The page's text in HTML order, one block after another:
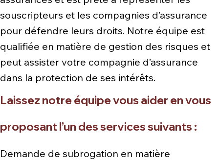
souscripteurs et les compagnies d’assurance
pour défendre leurs droits. Notre équipe est
qualifiée en matière de gestion des risques et
peut assister votre compagnie d’assurance
dans la protection de ses intérêts.
Laissez notre équipe vous aider en vous
proposant l’un des services suivants :
​Demande de subrogation en matière